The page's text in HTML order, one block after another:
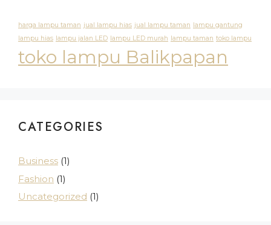
harga lampu taman jual lampu hias jual lampu taman
lampu gantung
lampu hias lampu jalan LED lampu LED murah lampu taman toko lampu
toko lampu Balikpapan
CATEGORIES
Business (1)
Fashion (1)
Uncategorized (1)